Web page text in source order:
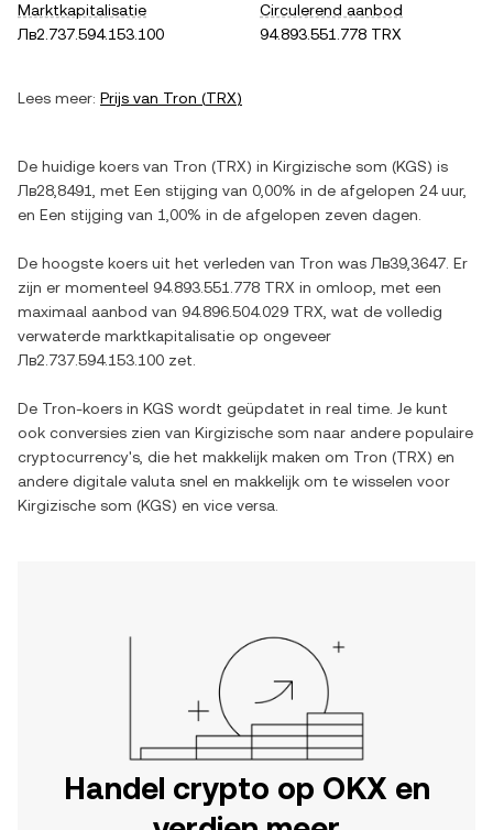
Marktkapitalisatie
Лв2.737.594.153.100
Circulerend aanbod
94.893.551.778 TRX
Lees meer: Prijs van Tron (TRX)
De huidige koers van Tron (TRX) in Kirgizische som (KGS) is
Лв28,8491
, met Een stijging van 0,00% in de afgelopen 24 uur,
en Een stijging van 1,00% in de afgelopen zeven dagen.
De hoogste koers uit het verleden van Tron was Лв39,3647 . Er
zijn er momenteel 94.893.551.778 TRX in omloop, met een
maximaal aanbod van 94.896.504.029 TRX , wat de volledig
verwaterde marktkapitalisatie op ongeveer
Лв2.737.594.153.100 zet.
De Tron-koers in KGS wordt geüpdatet in real time. Je kunt
ook conversies zien van Kirgizische som naar andere populaire
cryptocurrency's, die het makkelijk maken om Tron (TRX) en
andere digitale valuta snel en makkelijk om te wisselen voor
Kirgizische som (KGS) en vice versa.
Handel crypto op OKX en